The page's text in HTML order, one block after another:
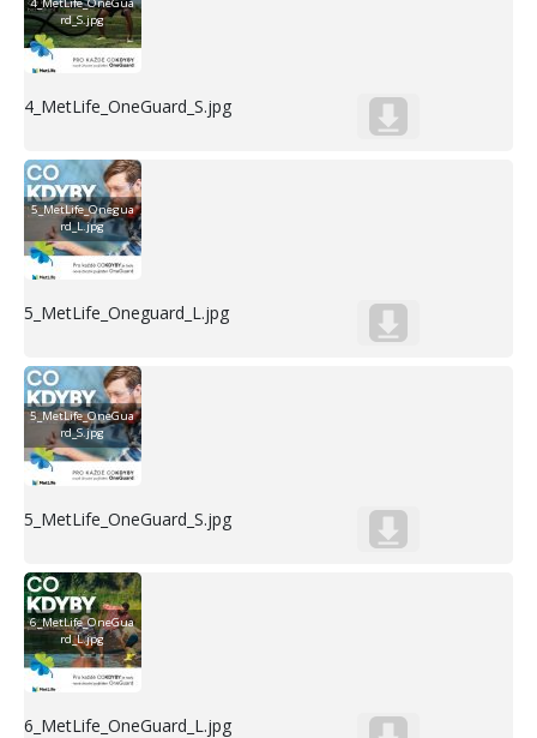
4_MetLife_OneGua
rd_S.jpg
4_MetLife_OneGuard_S.jpg
5_MetLife_Onegua
rd_L.jpg
5_MetLife_Oneguard_L.jpg
5_MetLife_OneGua
rd_S.jpg
5_MetLife_OneGuard_S.jpg
6_MetLife_OneGua
rd_L.jpg
6_MetLife_OneGuard_L.jpg